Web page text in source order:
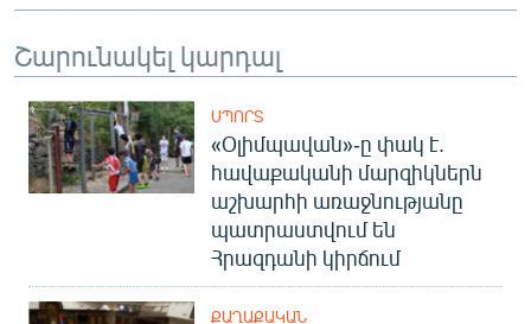
«Ազատության» բոլոր կայքերը
Շարունակել կարդալ
ՍՊՈՐՏ
«Օլիմպավան»-ը փակ է.
հավաքականի մարզիկներն
աշխարհի առաջնությանը
պատրաստվում են
Հրազդանի կիրճում
ՔԱՂԱՔԱԿԱՆ